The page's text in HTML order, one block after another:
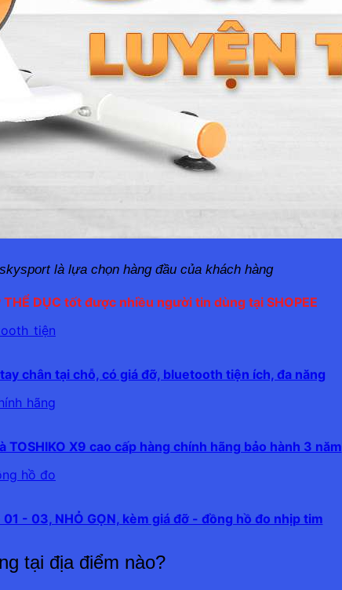
skysport là lựa chọn hàng đầu của khách hàng
DỤC tốt được nhiều người tin dùng tại SHOPEE
chân tại chỗ, có giá đỡ, bluetooth tiện ích, đa năng
X9 cao cấp hàng chính hãng bảo hành 3 năm
- 03, NHỎ GỌN, kèm giá đỡ - đồng hồ đo nhịp tim
tại địa điểm nào?